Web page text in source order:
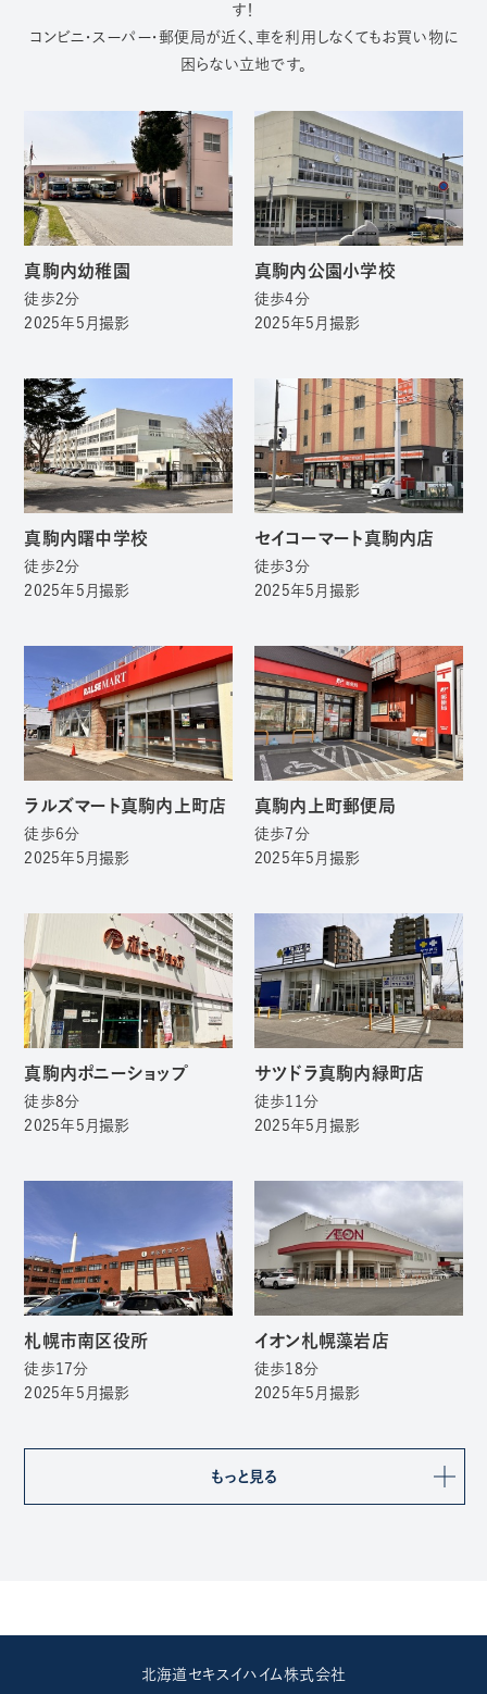
す！
コンビニ・スーパー・郵便局が近く、車を利用しなくてもお買い物に
困らない立地です。
真駒内幼稚園
徒歩2分
2025年5月撮影
真駒内公園小学校
徒歩4分
2025年5月撮影
真駒内曙中学校
徒歩2分
2025年5月撮影
セイコーマート真駒内店
徒歩3分
2025年5月撮影
ラルズマート真駒内上町店
徒歩6分
2025年5月撮影
真駒内上町郵便局
徒歩7分
2025年5月撮影
真駒内ポニーショップ
徒歩8分
2025年5月撮影
サツドラ真駒内緑町店
徒歩11分
2025年5月撮影
札幌市南区役所
徒歩17分
2025年5月撮影
イオン札幌藻岩店
徒歩18分
2025年5月撮影
もっと見る
北海道セキスイハイム株式会社